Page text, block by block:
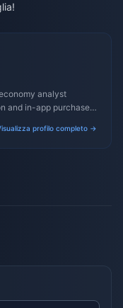
analyst
and in-app purchase
profilo completo →